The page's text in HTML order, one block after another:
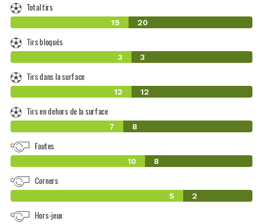
Total tirs
19 20
Tirs bloqués
3 3
Tirs dans la surface
12 12
Tirs en dehors de la surface
7 8
Fautes
10 8
Corners
5 2
Hors-jeux